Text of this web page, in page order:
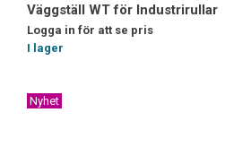
Väggställ WT för Industrirullar
Logga in för att se pris
I lager
Nyhet